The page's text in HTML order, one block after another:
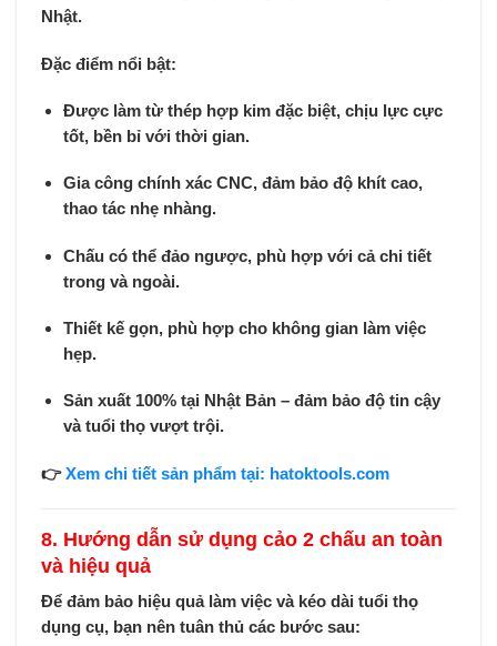
Nhật.
Đặc điểm nổi bật:
Được làm từ thép hợp kim đặc biệt, chịu lực cực
tốt, bền bỉ với thời gian.
Gia công chính xác CNC, đảm bảo độ khít cao,
thao tác nhẹ nhàng.
Chấu có thể đảo ngược, phù hợp với cả chi tiết
trong và ngoài.
Thiết kế gọn, phù hợp cho không gian làm việc
hẹp.
Sản xuất 100% tại Nhật Bản – đảm bảo độ tin cậy
và tuổi thọ vượt trội.
👉Xem chi tiết sản phẩm tại: hatoktools.com
8. Hướng dẫn sử dụng cảo 2 chấu an toàn
và hiệu quả
Để đảm bảo hiệu quả làm việc và kéo dài tuổi thọ
dụng cụ, bạn nên tuân thủ các bước sau: